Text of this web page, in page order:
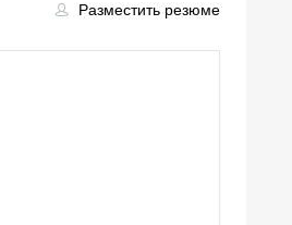
Разместить резюме